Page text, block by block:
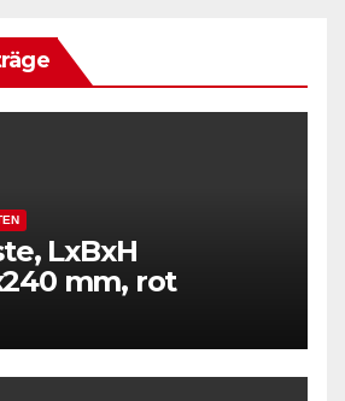
LxBxH
mm, rot